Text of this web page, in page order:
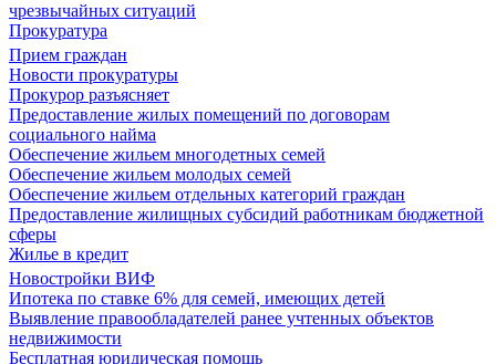
чрезвычайных ситуаций
Прокуратура
Прием граждан
Новости прокуратуры
Прокурор разъясняет
Предоставление жилых помещений по договорам
социального найма
Обеспечение жильем многодетных семей
Обеспечение жильем молодых семей
Обеспечение жильем отдельных категорий граждан
Предоставление жилищных субсидий работникам бюджетной
сферы
Жилье в кредит
Новостройки ВИФ
Ипотека по ставке 6% для семей, имеющих детей
Выявление правообладателей ранее учтенных объектов
недвижимости
Бесплатная юридическая помощь